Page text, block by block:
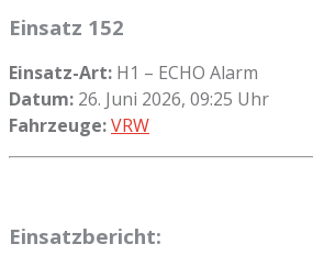
Einsatz 152
Einsatz-Art: H1 – ECHO Alarm
Datum: 26. Juni 2026, 09:25 Uhr
Fahrzeuge:VRW
Einsatzbericht: